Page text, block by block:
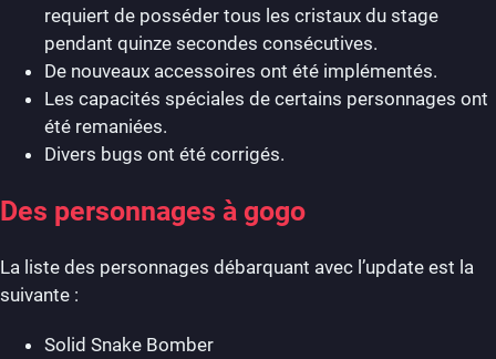
requiert de posséder tous les cristaux du stage
pendant quinze secondes consécutives.
De nouveaux accessoires ont été implémentés.
Les capacités spéciales de certains personnages ont
été remaniées.
Divers bugs ont été corrigés.
Des personnages à gogo
La liste des personnages débarquant avec l’update est la
suivante :
Solid Snake Bomber